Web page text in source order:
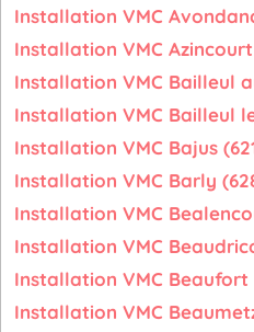
Installation VMC
Installation VMC Azincourt
Installation VMC Bailleul
Installation VMC Bailleul
Installation VMC Bajus
Installation VMC Barly
Installation VMC
Installation VMC
Installation VMC
Installation VMC